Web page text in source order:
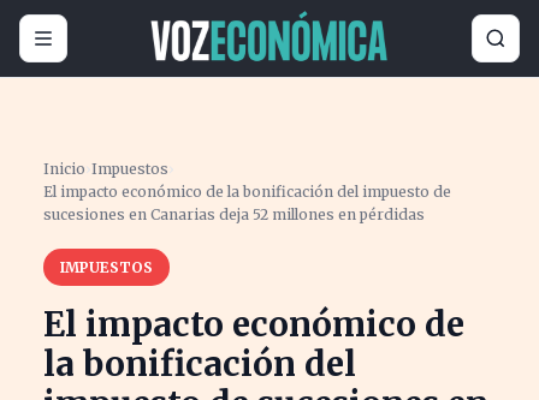
Inicio ›Impuestos ›
El impacto económico de la bonificación del impuesto de
sucesiones en Canarias deja 52 millones en pérdidas
IMPUESTOS
El impacto económico de
la bonificación del